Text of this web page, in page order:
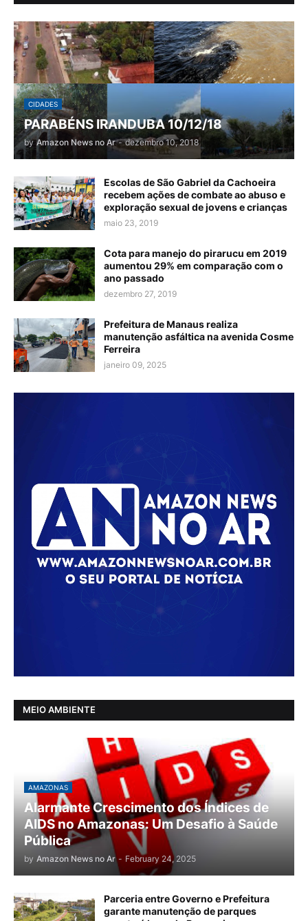
CIDADES
PARABÉNS IRANDUBA 10/12/18
by Amazon News no Ar - dezembro 10, 2018
Escolas de São Gabriel da Cachoeira
recebem ações de combate ao abuso e
exploração sexual de jovens e crianças
maio 23, 2019
Cota para manejo do pirarucu em 2019
aumentou 29% em comparação com o
ano passado
dezembro 27, 2019
Prefeitura de Manaus realiza
manutenção asfáltica na avenida Cosme
Ferreira
janeiro 09, 2025
MEIO AMBIENTE
AMAZONAS
Alarmante Crescimento dos Índices de
AIDS no Amazonas: Um Desafio à Saúde
Pública
by Amazon News no Ar - February 24, 2025
Parceria entre Governo e Prefeitura
garante manutenção de parques